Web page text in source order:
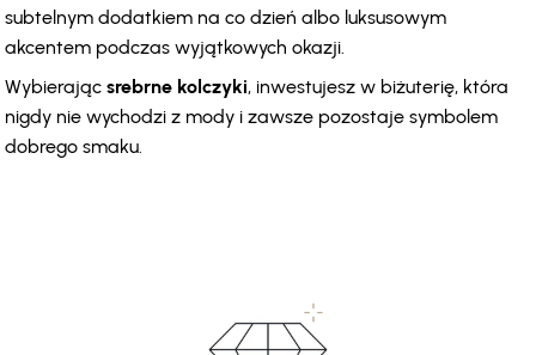
subtelnym dodatkiem na co dzień albo luksusowym
akcentem podczas wyjątkowych okazji.
Wybierając srebrne kolczyki, inwestujesz w biżuterię, która
nigdy nie wychodzi z mody i zawsze pozostaje symbolem
dobrego smaku.